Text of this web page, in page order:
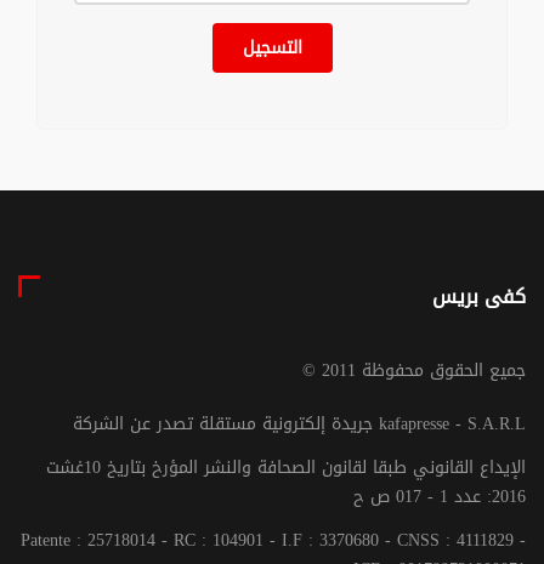
التسجيل
كفى بريس
© جميع الحقوق محفوظة 2011
جريدة إلكترونية مستقلة تصدر عن الشركة kafapresse - S.A.R.L
الإيداع القانوني طبقا لقانون الصحافة والنشر المؤرخ بتاريخ 10غشت
2016: عدد 1 - 017 ص ح
Patente : 25718014 - RC : 104901 - I.F : 3370680 - CNSS : 4111829 -